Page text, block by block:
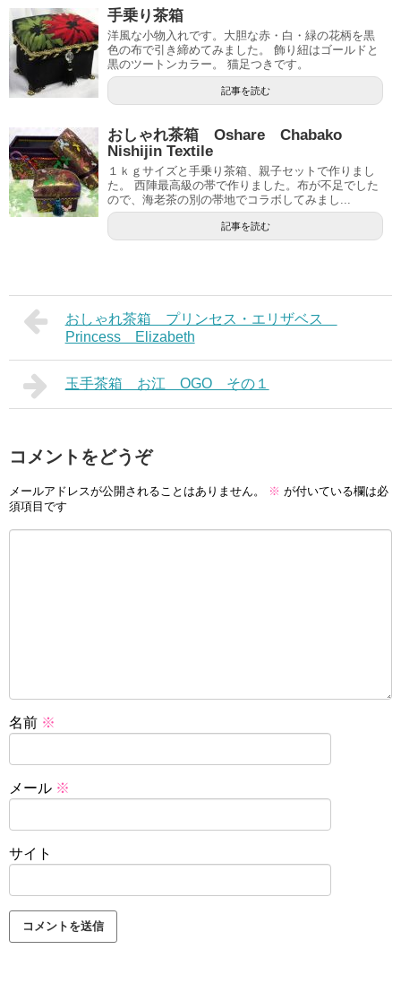
手乗り茶箱
洋風な小物入れです。大胆な赤・白・緑の花柄を黒
色の布で引き締めてみました。 飾り紐はゴールドと
黒のツートンカラー。 猫足つきです。
記事を読む
おしゃれ茶箱 Oshare Chabako
Nishijin Textile
１ｋｇサイズと手乗り茶箱、親子セットで作りまし
た。 西陣最高級の帯で作りました。布が不足でした
ので、海老茶の別の帯地でコラボしてみまし...
記事を読む
おしゃれ茶箱 プリンセス・エリザベス
Princess Elizabeth
玉手茶箱 お江 OGO その１
コメントをどうぞ
メールアドレスが公開されることはありません。 ※ が付いている欄は必
須項目です
名前 ※
メール ※
サイト